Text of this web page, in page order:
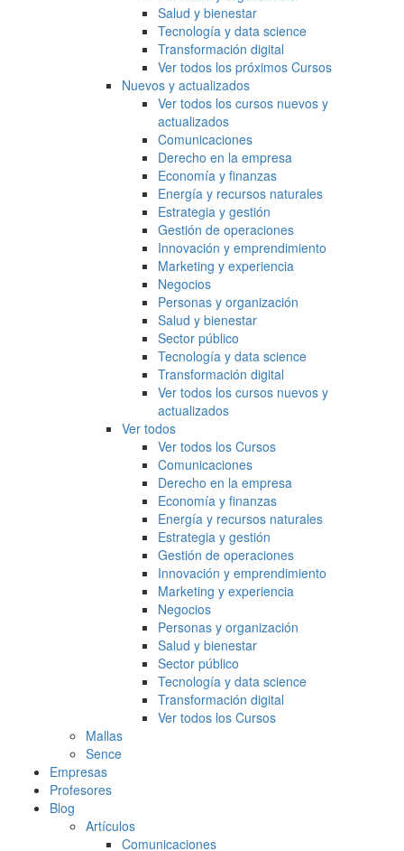
Salud y bienestar
Tecnología y data science
Transformación digital
Ver todos los próximos Cursos
Nuevos y actualizados
Ver todos los cursos nuevos y
actualizados
Comunicaciones
Derecho en la empresa
Economía y finanzas
Energía y recursos naturales
Estrategia y gestión
Gestión de operaciones
Innovación y emprendimiento
Marketing y experiencia
Negocios
Personas y organización
Salud y bienestar
Sector público
Tecnología y data science
Transformación digital
Ver todos los cursos nuevos y
actualizados
Ver todos
Ver todos los Cursos
Comunicaciones
Derecho en la empresa
Economía y finanzas
Energía y recursos naturales
Estrategia y gestión
Gestión de operaciones
Innovación y emprendimiento
Marketing y experiencia
Negocios
Personas y organización
Salud y bienestar
Sector público
Tecnología y data science
Transformación digital
Ver todos los Cursos
Mallas
Sence
Empresas
Profesores
Blog
Artículos
Comunicaciones